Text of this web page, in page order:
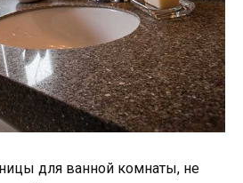
для ванной комнаты, не